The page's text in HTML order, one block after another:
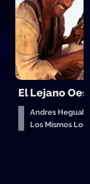
El Lejano
Andres
Los Mismos